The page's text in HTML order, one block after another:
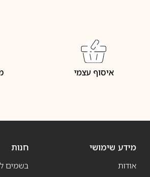
איסוף עצמי
מידע שימושי
אודות
חנות
בשמים